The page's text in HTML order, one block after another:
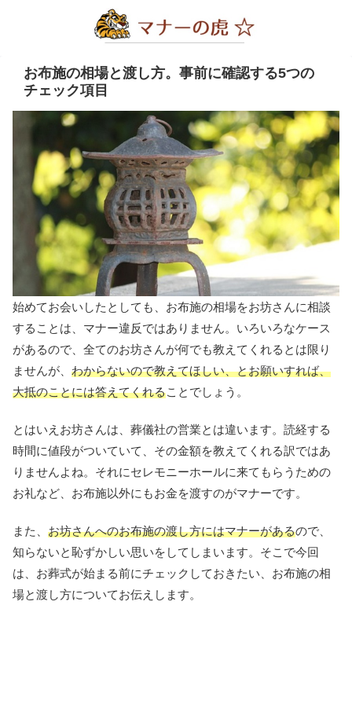
お布施の相場と渡し方。事前に確認する5つの
チェック項目
始めてお会いしたとしても、お布施の相場をお坊さんに相談
することは、マナー違反ではありません。いろいろなケース
があるので、全てのお坊さんが何でも教えてくれるとは限り
ませんが、 わからないので教えてほしい、とお願いすれば、
大抵のことには答えてくれることでしょう。
とはいえお坊さんは、葬儀社の営業とは違います。読経する
時間に値段がついていて、その金額を教えてくれる訳ではあ
りませんよね。それにセレモニーホールに来てもらうための
お礼など、お布施以外にもお金を渡すのがマナーです。
また、 お坊さんへのお布施の渡し方にはマナーがあるので、
知らないと恥ずかしい思いをしてしまいます。そこで今回
は、お葬式が始まる前にチェックしておきたい、お布施の相
場と渡し方についてお伝えします。